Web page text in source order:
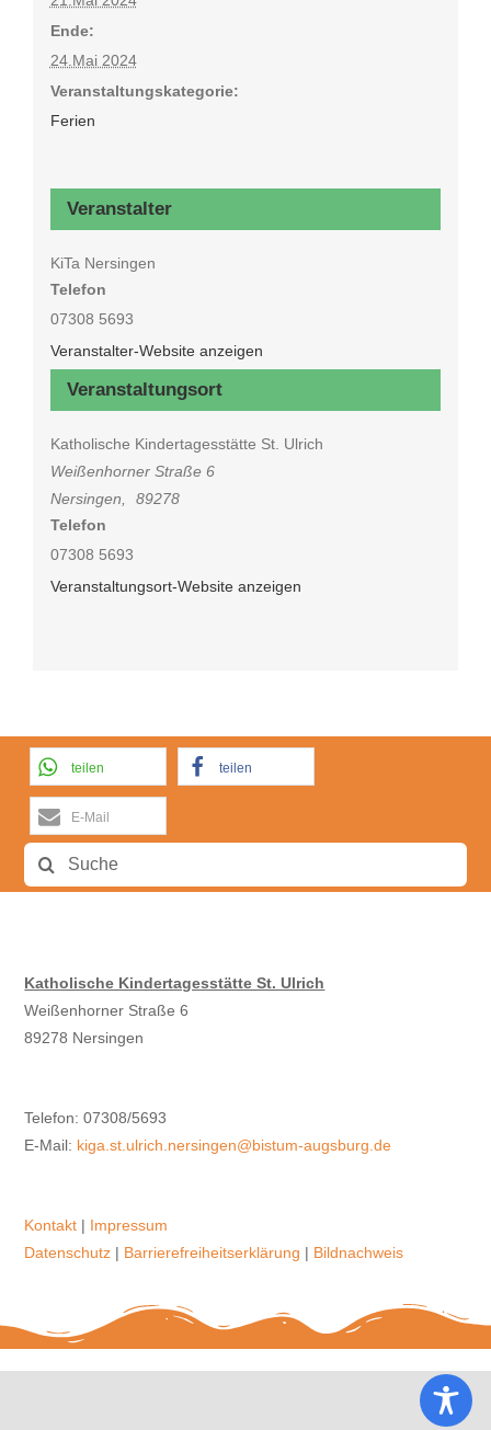
Ende:
24.Mai 2024
Veranstaltungskategorie:
Ferien
Veranstaltungsort
Katholische Kindertagesstätte St. Ulrich
Weißenhorner Straße 6
Nersingen
89278
Telefon
07308 5693
Veranstaltungsort-Website anzeigen
Veranstalter
KiTa Nersingen
Telefon
07308 5693
Veranstalter-Website anzeigen
teilen teilen
E-Mail
Suche
nach:
Katholische Kindertagesstätte St. Ulrich
Weißenhorner Straße 6
89278 Nersingen
Telefon: 07308/5693
E-Mail: kiga.st.ulrich.nersingen@bistum-augsburg.de
Kontakt | Impressum
Datenschutz | Barrierefreiheitserklärung | Bildnachweis